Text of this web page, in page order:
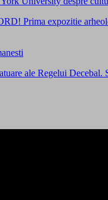
Prima expozitie
ale Regelui